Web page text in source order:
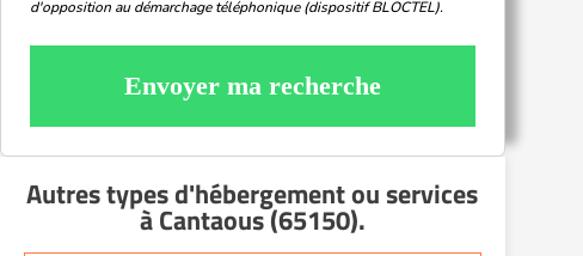
d'opposition au démarchage téléphonique (dispositif BLOCTEL).
Envoyer ma recherche
Autres types d'hébergement ou services
à Cantaous (65150).